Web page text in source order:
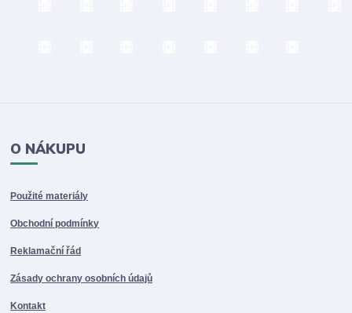
O NÁKUPU
Použité materiály
Obchodní podmínky
Reklamační řád
Zásady ochrany osobních údajů
Kontakt